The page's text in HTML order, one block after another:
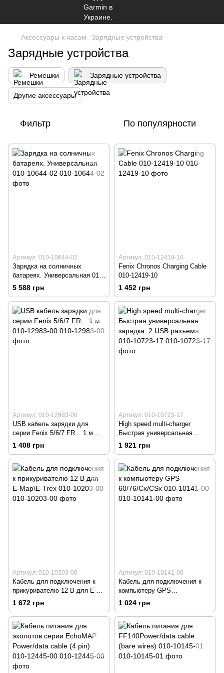
Аксессуары к часам Зарядные устройства
Зарядные устройства
Ремешки Зарядные устройства
Другие аксессуары
Фильтр По популярности
Артикул: 010-10644-02
Зарядка на солничных
батареях. Универсальная 010-
10644-02
5 588 грн
Артикул: 010-12419-10
Fenix Chronos Charging Cable
010-12419-10
1 452 грн
Артикул: 010-12983-00
USB кабель зарядки для
серии Fenix 5/6/7 FR... 1 м
010-12983-00
1 408 грн
Артикул: 010-10723-17
High speed multi-charger
Быстрая универсальная
зарядка. 2 USB разъема. 010-
10723-17
1 921 грн
Артикул: 010-10203-00
Кабель для подключения к
прикуривателю 12 В для E-
Map\E-Trex 010-10203-00
1 672 грн
Артикул: 010-10141-00
Кабель для подключения к
компьютеру GPS
60/76/Cx/CSx 010-10141-00
1 024 грн